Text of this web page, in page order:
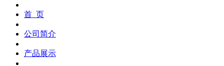
首 页
公司简介
产品展示